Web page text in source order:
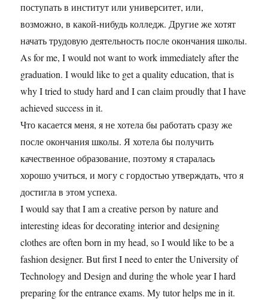
поступать в институт или университет, или,
возможно, в какой-нибудь колледж. Другие же хотят
начать трудовую деятельность после окончания школы.
As for me, I would not want to work immediately after the
graduation. I would like to get a quality education, that is
why I tried to study hard and I can claim proudly that I have
achieved success in it.
Что касается меня, я не хотела бы работать сразу же
после окончания школы. Я хотела бы получить
качественное образование, поэтому я старалась
хорошо учиться, и могу с гордостью утверждать, что я
достигла в этом успеха.
I would say that I am a creative person by nature and
interesting ideas for decorating interior and designing
clothes are often born in my head, so I would like to be a
fashion designer. But first I need to enter the University of
Technology and Design and during the whole year I hard
preparing for the entrance exams. My tutor helps me in it.